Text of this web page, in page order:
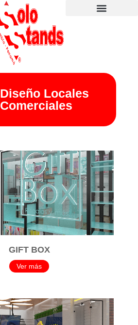
Diseño Locales
Comerciales
GIFT BOX
Ver más